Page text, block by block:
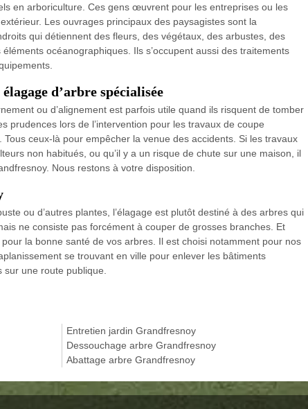
en arboriculture. Ces gens œuvrent pour les entreprises ou les
Les ouvrages principaux des paysagistes sont la
qui détiennent des fleurs, des végétaux, des arbustes, des
océanographiques. Ils s’occupent aussi des traitements
d’arbre spécialisée
ou d’alignement est parfois utile quand ils risquent de tomber
prudences lors de l’intervention pour les travaux de coupe
ceux-là pour empêcher la venue des accidents. Si les travaux
non habitués, ou qu’il y a un risque de chute sur une maison, il
Nous restons à votre disposition.
ou d’autres plantes, l’élagage est plutôt destiné à des arbres qui
ne consiste pas forcément à couper de grosses branches. Et
pour la bonne santé de vos arbres. Il est choisi notamment pour nos
se trouvant en ville pour enlever les bâtiments
une route publique.
Entretien jardin Grandfresnoy
Dessouchage arbre Grandfresnoy
Abattage arbre Grandfresnoy